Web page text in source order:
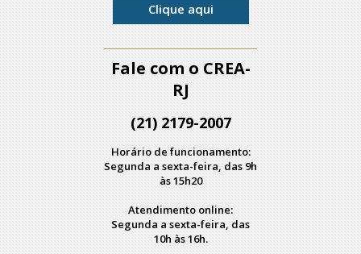
Clique aqui
Fale com o CREA-
RJ
(21) 2179-2007
Horário de funcionamento:
Segunda a sexta-feira, das 9h
às 15h20
Atendimento online:
Segunda a sexta-feira, das
10h às 16h.